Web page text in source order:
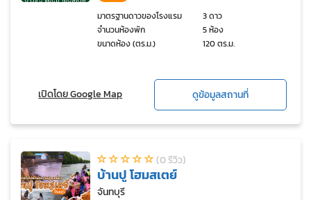
มาตรฐานดาวของโรงแรม
3 ดาว
จำนวนห้องพัก
5 ห้อง
ขนาดห้อง (ตร.ม.)
120 ตร.ม.
เปิดโดย Google Map ดูข้อมูลสถานที่
(0 รีวิว)
บ้านปู โฮมสเตย์
จันทบุรี